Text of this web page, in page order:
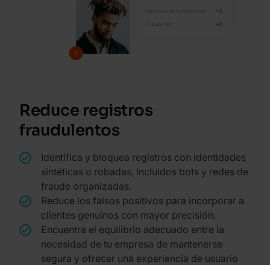
Reduce registros
fraudulentos
Identifica y bloquea registros con identidades
sintéticas o robadas, incluidos bots y redes de
fraude organizadas.
Reduce los falsos positivos para incorporar a
clientes genuinos con mayor precisión.
Encuentra el equilibrio adecuado entre la
necesidad de tu empresa de mantenerse
segura y ofrecer una experiencia de usuario